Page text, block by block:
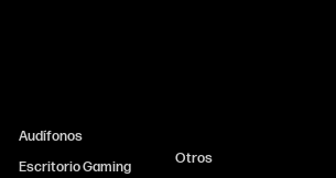
Audífonos
Escritorio Gaming
Otros